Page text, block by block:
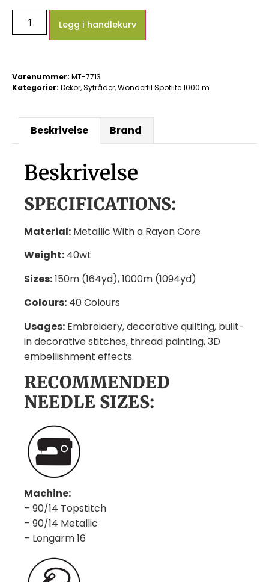
Legg i handlekurv
Varenummer: MT-7713
Kategorier: Dekor,Sytråder,Wonderfil Spotlite 1000 m
Beskrivelse Brand
Beskrivelse
SPECIFICATIONS:
Material: Metallic With a Rayon Core
Weight: 40wt
Sizes:150m (164yd), 1000m (1094yd)
Colours: 40 Colours
Usages: Embroidery, decorative quilting, built-
in decorative stitches, thread painting, 3D
embellishment effects.
RECOMMENDED
NEEDLE SIZES:
Machine:
– 90/14 Topstitch
– 90/14 Metallic
– Longarm 16